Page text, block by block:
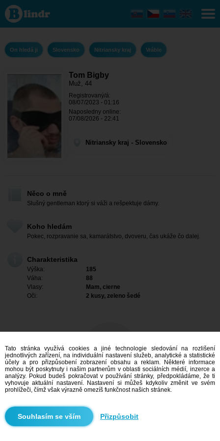
Tom
Bigby -
On hledá
ji
kraj -
Vráble
On hledá ji Slovensko Nitriansky kraj Vráble
Tom Bigby
Muž, 44
Registrovaný/á:
08/07/2023 - 01:16
Naposledny online:
07/08/2026 - 22:41
Nitriansky kraj - Slovensko
Něco o mně
Slušný gentleman ktorý si váži a rešpektuje dámy.
Koho hledám
Pokec, rozpravanie sa, kamarátstvo, dvoveru, čas ukáže čo dalej.
Charakteristika
Výška:
185
Váha:
88
Vlasy:
Mam, cierne
Oči:
2 kusy, zeleno šedé
Mám zájem
Vyhledávání
Tato stránka využívá cookies a jiné technologie sledování na rozlišení
jednotlivých zařízení, na individuální nastavení služeb, analytické a statistické
účely a pro přizpůsobení zobrazení obsahu a reklam. Některé informace
mohou být poskytnuty i našim partnerům v oblasti sociálních médií, inzerce a
analýzy. Pokud budeš pokračovat v používání stránky, předpokládáme, že ti
vyhovuje aktuální nastavení. Nastavení si můžeš kdykoliv změnit ve svém
prohlížeči, čímž však výrazně omezíš funkčnost našich stránek.
Přizpůsobit